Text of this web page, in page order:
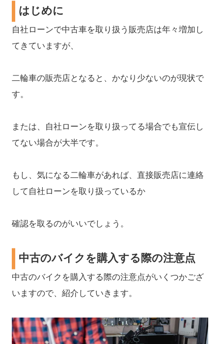
はじめに
自社ローンで中古車を取り扱う販売店は年々増加し
てきていますが、
二輪車の販売店となると、かなり少ないのが現状で
す。
または、自社ローンを取り扱ってる場合でも宣伝し
てない場合が大半です。
もし、気になる二輪車があれば、直接販売店に連絡
して自社ローンを取り扱っているか
確認を取るのがいいでしょう。
中古のバイクを購入する際の注意点
中古のバイクを購入する際の注意点がいくつかござ
いますので、紹介していきます。